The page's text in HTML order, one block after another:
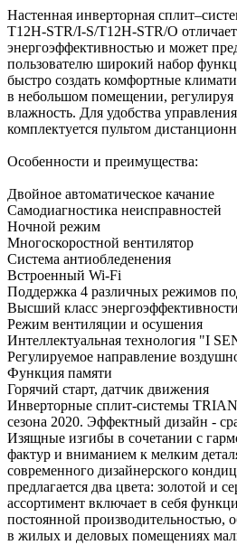
Настенная инверторная
T12H-STR/I-S/T12H-STR/O
энергоэффективностью и может
пользователю широкий набор
быстро создать комфортные
в небольшом помещении, регулируя
влажность. Для удобства
комплектуется пультом
Особенности и преимущества:
Двойное автоматическое качание
Самодиагностика неисправностей
Ночной режим
Многоскоростной вентилятор
Система антиобледенения
Встроенный Wi-Fi
Поддержка 4 различных режимов
Высший класс
Режим вентиляции и осушения
Интеллектуальная технология "I
Регулируемое направление
Функция памяти
Горячий старт, датчик движения
Инверторные сплит-системы
сезона 2020. Эффектный дизайн -
Изящные изгибы в сочетании с
фактур и вниманием к мелким
современного дизайнерского
предлагается два цвета: золотой и
ассортимент включает в себя
постоянной производительностью,
в жилых и деловых помещениях